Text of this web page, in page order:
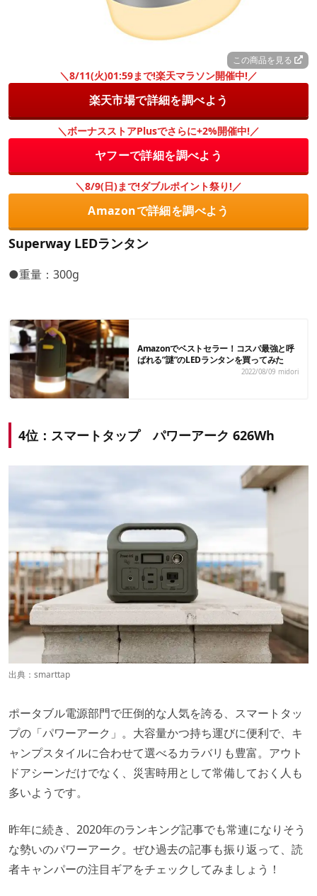
この商品を見る
＼8/11(火)01:59まで!楽天マラソン開催中!／
楽天市場で詳細を調べよう
＼ボーナスストアPlusでさらに+2%開催中!／
ヤフーで詳細を調べよう
＼8/9(日)まで!ダブルポイント祭り!／
Amazonで詳細を調べよう
Superway LEDランタン
●重量：300g
Amazonでベストセラー！コスパ最強と呼
ばれる”謎”のLEDランタンを買ってみた
2022/08/09 midori
4位：スマートタップ パワーアーク 626Wh
出典： smarttap
ポータブル電源部門で圧倒的な人気を誇る、スマートタッ
プの「パワーアーク」。大容量かつ持ち運びに便利で、キ
ャンプスタイルに合わせて選べるカラバリも豊富。アウト
ドアシーンだけでなく、災害時用として常備しておく人も
多いようです。
昨年に続き、2020年のランキング記事でも常連になりそう
な勢いのパワーアーク。ぜひ過去の記事も振り返って、読
者キャンパーの注目ギアをチェックしてみましょう！